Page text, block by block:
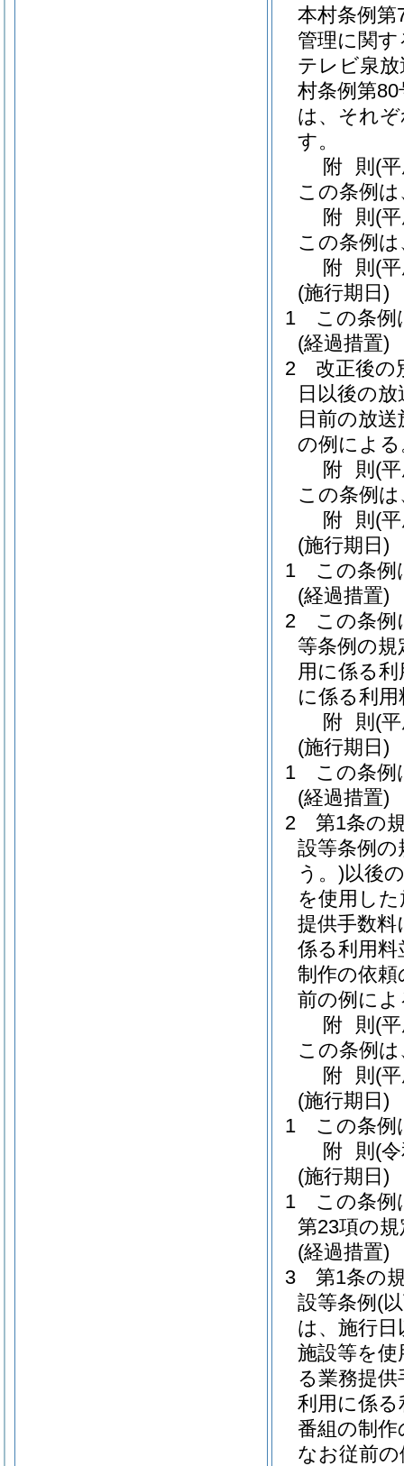
本村条例第
管理に関す
テレビ泉
村条例第80
は、それ
す。
附 則 (
この条例
附 則 (
この条例
附 則 (
(施行期日)
1
この条例
(経過措置)
2
改正後の
日以後の
日前の放
の例による
附 則 (
この条例
附 則 (
(施行期日)
1
この条例
(経過措置)
2
この条例
等条例の
用に係る
に係る利
附 則 (
(施行期日)
1
この条例
(経過措置)
2
第1条の
設等条例
う。)以後
を使用し
提供手数
係る利用
制作の依
前の例によ
附 則 (
この条例
附 則 (
(施行期日)
1
この条例
附 則 (
(施行期日)
1
この条例
第23項の
(経過措置)
3
第1条の
設等条例 (
は、施行
施設等を
る業務提
利用に係
番組の制
なお従前